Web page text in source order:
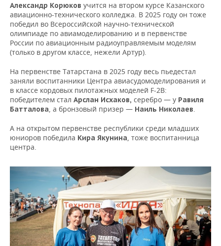
Александр Корюков учится на втором курсе Казанского
авиационно-технического колледжа. В 2025 году он тоже
победил во Всероссийской научно-технической
олимпиаде по авиамоделированию и в первенстве
России по авиационным радиоуправляемым моделям
(только в другом классе, нежели Артур).
На первенстве Татарстана в 2025 году весь пьедестал
заняли воспитанники Центра авиасудомоделирования и
в классе кордовых пилотажных моделей F-2B:
победителем стал Арслан Исхаков, серебро — у Равиля
Батталова, а бронзовый призер — Наиль Николаев.
А на открытом первенстве республики среди младших
юниоров победила Кира Якунина, тоже воспитанница
центра.